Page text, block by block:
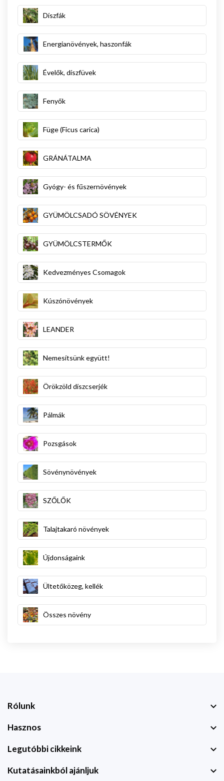
Díszfák
Energianövények, haszonfák
Évelők, díszfüvek
Fenyők
Füge (Ficus carica)
GRÁNÁTALMA
Gyógy- és fűszernövények
GYÜMÖLCSADÓ SÖVÉNYEK
GYÜMÖLCSTERMŐK
Kedvezményes Csomagok
Kúszónövények
LEANDER
Nemesítsünk együtt!
Örökzöld díszcserjék
Pálmák
Pozsgások
Sövénynövények
SZŐLŐK
Talajtakaró növények
Újdonságaink
Ültetőközeg, kellék
Összes növény
Rólunk
Hasznos
Legutóbbi cikkeink
Kutatásainkból ajánljuk